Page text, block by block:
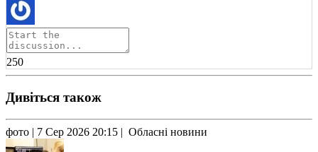
250
Дивіться також
фото | 7 Сер 2026 20:15 | Обласні новини